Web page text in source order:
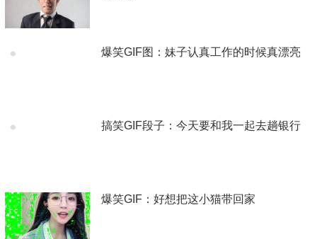
爆笑GIF图：妹子认真工作的时候真漂亮
搞笑GIF段子：今天要和我一起去趟银行
爆笑GIF：好想把这小猫带回家